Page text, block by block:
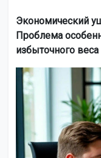
Экономический
Проблема
избыточного